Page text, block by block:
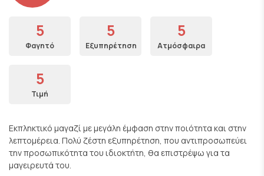
5
Φαγητό
5
Εξυπηρέτηση
5
Ατμόσφαιρα
5
Τιμή
Εκπληκτικό μαγαζί με μεγάλη έμφαση στην ποιότητα και στην
λεπτομέρεια. Πολύ ζέστη εξυπηρέτηση, που αντιπροσωπεύει
την προσωπικότητα του ιδιοκτήτη, θα επιστρέψω για τα
μαγειρευτά του.